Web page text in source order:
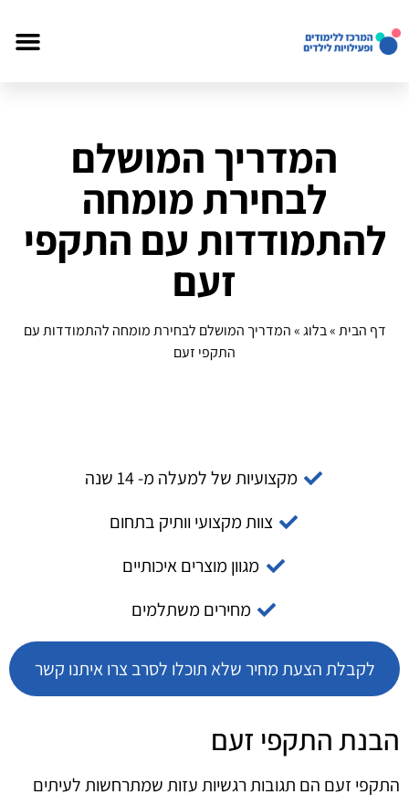
המדריך המושלם
לבחירת מומחה
להתמודדות עם התקפי
זעם
דף הבית»בלוג»המדריך המושלם לבחירת מומחה להתמודדות עם
התקפי זעם
מקצועיות של למעלה מ- 14 שנה
צוות מקצועי וותיק בתחום
מגוון מוצרים איכותיים
מחירים משתלמים
לקבלת הצעת מחיר שלא תוכלו לסרב צרו איתנו קשר
הבנת התקפי זעם
התקפי זעם הם תגובות רגשיות עזות שמתרחשות לעיתים